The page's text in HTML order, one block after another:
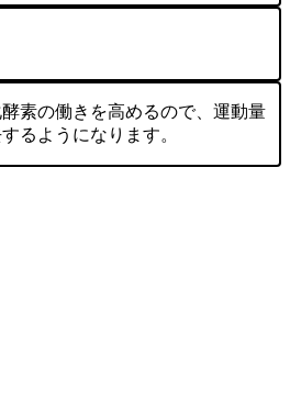
素の働きを高めるので、運動量
るようになります。